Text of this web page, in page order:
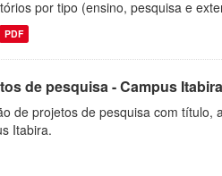
por tipo (ensino, pesquisa e
PDF
de pesquisa - Campus Itabira
de projetos de pesquisa com título,
Itabira.